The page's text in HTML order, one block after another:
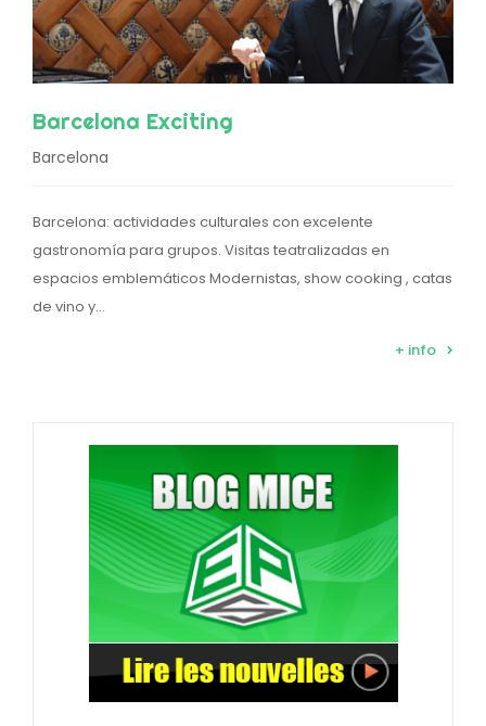
Barcelona Exciting
Barcelona
Barcelona: actividades culturales con excelente
gastronomía para grupos. Visitas teatralizadas en
espacios emblemáticos Modernistas, show cooking , catas
de vino y…
+ info